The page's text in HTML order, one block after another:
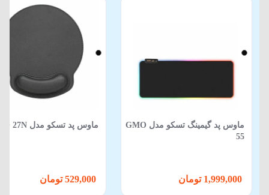
ماوس پد گیمینگ تسکو مدل GMO
55
ماوس پد تسکو مدل TMO 27N